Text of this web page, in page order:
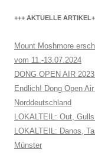
+++ AKTUELLE
Mount Moshmore
vom 11.-13.07.2024
DONG OPEN AIR
Endlich! Dong Open
Norddeutschland
LOKALTEIL: Out,
LOKALTEIL: Danos,
Münster